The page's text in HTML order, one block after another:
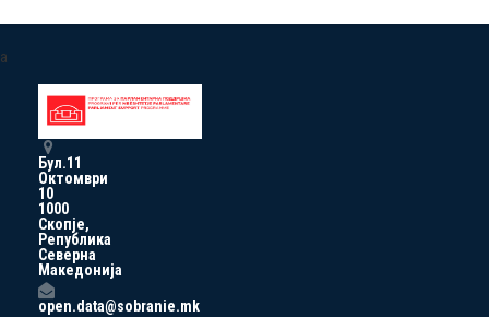
a
Бул.11
Октомври
10
1000
Скопје,
Република
Северна
Македонија
open.data@sobranie.mk